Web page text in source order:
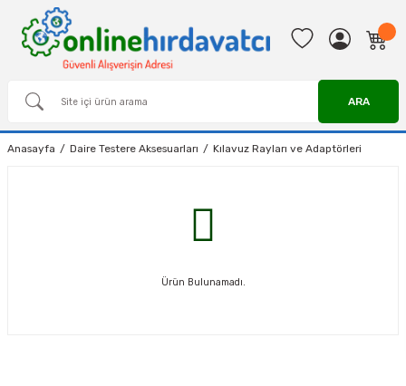
ARA
Anasayfa Daire Testere Aksesuarları Kılavuz Rayları ve Adaptörleri
Ürün Bulunamadı.